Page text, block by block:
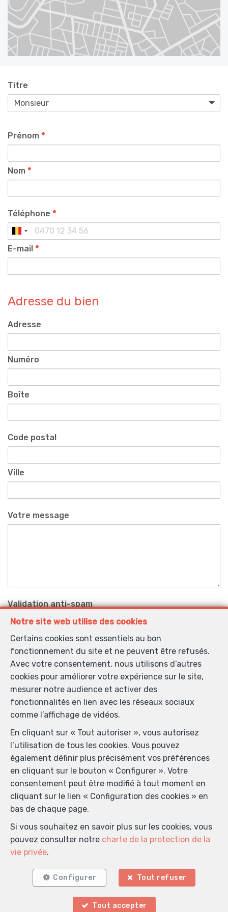
Titre
Prénom *
Nom *
Téléphone *
E-mail *
Adresse du bien
Adresse
Numéro
Boîte
Code postal
Ville
Votre message
Validation anti-spam
*Champs obligatoires
J'accepte de recevoir des informations par email de
l’agence.
Je souhaite recevoir les newsletters.
J'accepte de recevoir des SMS de notification.
En envoyant ma demande de contact, je déclare
accepter que mes données complétées dans ce
formulaire soient utilisées pour les buts mentionnés ci-
dessus par Saturnio Alessandro; et ce, en accord avec
lacharte de protection de la vie privéedu site. Je peux
à tout moment retirer mon consentement en
introduisant une demande écrite à l’adresse info@la-
cle.be.
Envoyer
Notre site web utilise des cookies
Certains cookies sont essentiels au bon
fonctionnement du site et ne peuvent être refusés.
Avec votre consentement, nous utilisons d’autres
cookies pour améliorer votre expérience sur le site,
mesurer notre audience et activer des
fonctionnalités en lien avec les réseaux sociaux
comme l’affichage de vidéos.
En cliquant sur « Tout autoriser », vous autorisez
l’utilisation de tous les cookies. Vous pouvez
également définir plus précisément vos préférences
en cliquant sur le bouton « Configurer ». Votre
consentement peut être modifié à tout moment en
cliquant sur le lien « Configuration des cookies » en
bas de chaque page.
Si vous souhaitez en savoir plus sur les cookies, vous
pouvez consulter notre charte de la protection de la
vie privée.
Configurer Tout refuser
Tout accepter
La Clé Immobilière
—
Rue de Charleroi 9